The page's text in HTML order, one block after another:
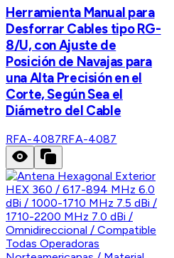
Herramienta Manual para
Desforrar Cables tipo RG-
8/U, con Ajuste de
Posición de Navajas para
una Alta Precisión en el
Corte, Según Sea el
Diámetro del Cable
RFA-4087RFA-4087